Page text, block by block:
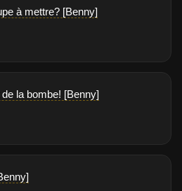
à mettre? [Benny]
la bombe! [Benny]